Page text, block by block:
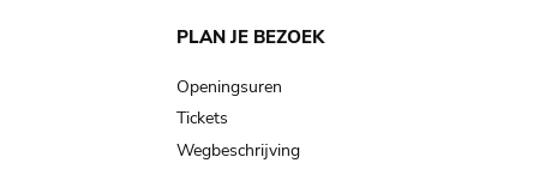
Main
navigation
PLAN JE BEZOEK
Openingsuren
Tickets
Wegbeschrijving